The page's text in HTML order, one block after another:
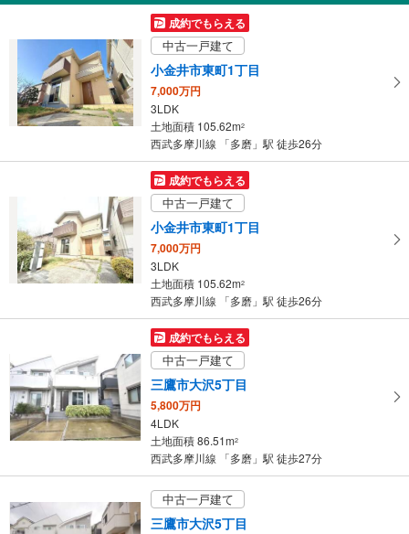
6,199万円
3LDK
土地面積 104.83m
西武多摩川線 「多磨」駅 徒歩11分
成約でもらえる
中古一戸建て
小金井市東町1丁目
7,000万円
3LDK
土地面積 105.62m2
西武多摩川線 「多磨」駅 徒歩26分
成約でもらえる
中古一戸建て
小金井市東町1丁目
7,000万円
3LDK
土地面積 105.62m2
西武多摩川線 「多磨」駅 徒歩26分
成約でもらえる
中古一戸建て
三鷹市大沢5丁目
5,800万円
4LDK
土地面積 86.51m2
西武多摩川線 「多磨」駅 徒歩27分
中古一戸建て
三鷹市大沢5丁目